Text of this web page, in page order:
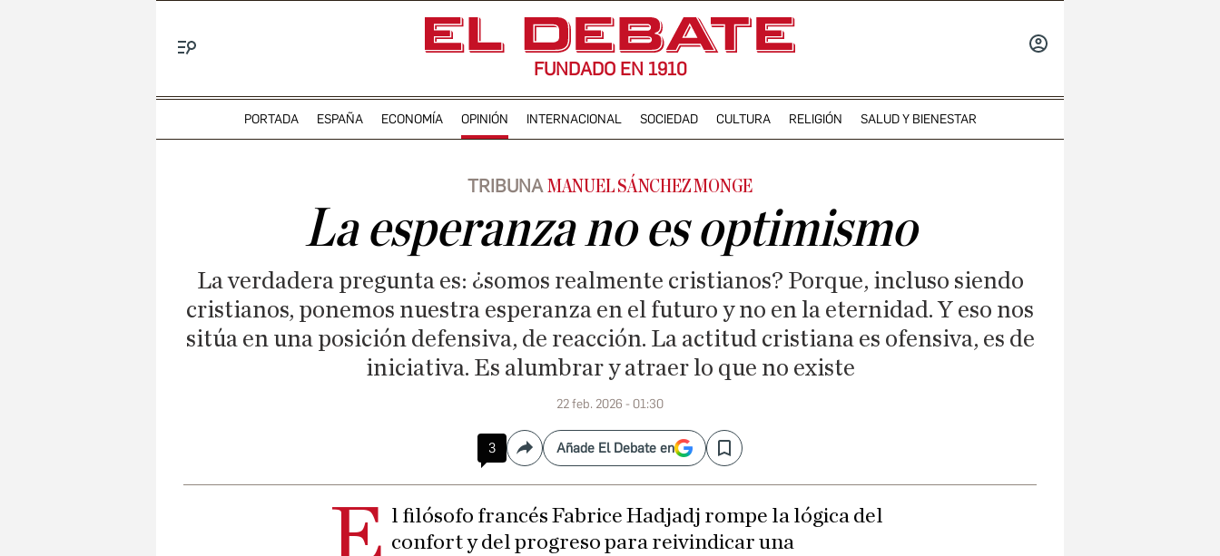
FUNDADO EN 1910
PORTADA ESPAÑA ECONOMÍA OPINIÓN INTERNACIONAL SOCIEDAD CULTURA RELIGIÓN SALUD Y BIENESTAR
TRIBUNA MANUEL SÁNCHEZ MONGE
La esperanza no es optimismo
La verdadera pregunta es: ¿somos realmente cristianos? Porque, incluso siendo
cristianos, ponemos nuestra esperanza en el futuro y no en la eternidad. Y eso nos
sitúa en una posición defensiva, de reacción. La actitud cristiana es ofensiva, es de
iniciativa. Es alumbrar y atraer lo que no existe
22 feb. 2026 - 01:30
3 CompartirAñade El Debate en Save
E l filósofo francés Fabrice Hadjadj rompe la lógica del
confort y del progreso para reivindicar una